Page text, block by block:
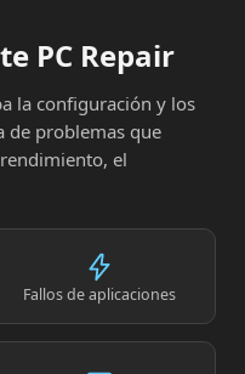
PC Repair
la configuración y los
de problemas que
el
Fallos de aplicaciones